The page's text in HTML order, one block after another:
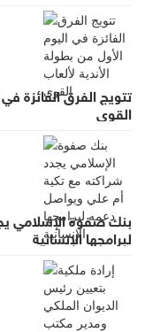
تتويج الفرق الفائزة
القوى
بنك صفوة الإسلامي
لبرامجها الإنسانية